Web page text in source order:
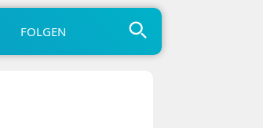
FOLGEN